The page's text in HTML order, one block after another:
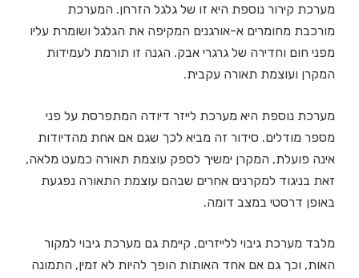
מערכת קירור נוספת היא זו של גלגל הזרחן. המערכת
מורכבת מחומרים א-אורגנים המקיפה את הגלגל ושומרת עליו
מפני חום וחדירה של גרגרי אבק. הגנה זו תורמת לעמידות
המקרן ועוצמת תאורה עקבית.
מערכת נוספת היא מערכת לייזר דיודה המתפרסת על פני
מספר מודלים. סידור זה מביא לכך שגם אם אחת מהדיודות
אינה פועלת, המקרן ימשיך לספק עוצמת תאורה כמעט מלאה,
זאת בניגוד למקרנים אחרים שבהם עוצמת התאורה נפגעת
באופן דרסטי במצב דומה.
מלבד מערכת גיבוי ללייזרים, קיימת גם מערכת גיבוי למקור
האות, וכך גם אם אחד האותות הופך להיות לא זמין, התמונה